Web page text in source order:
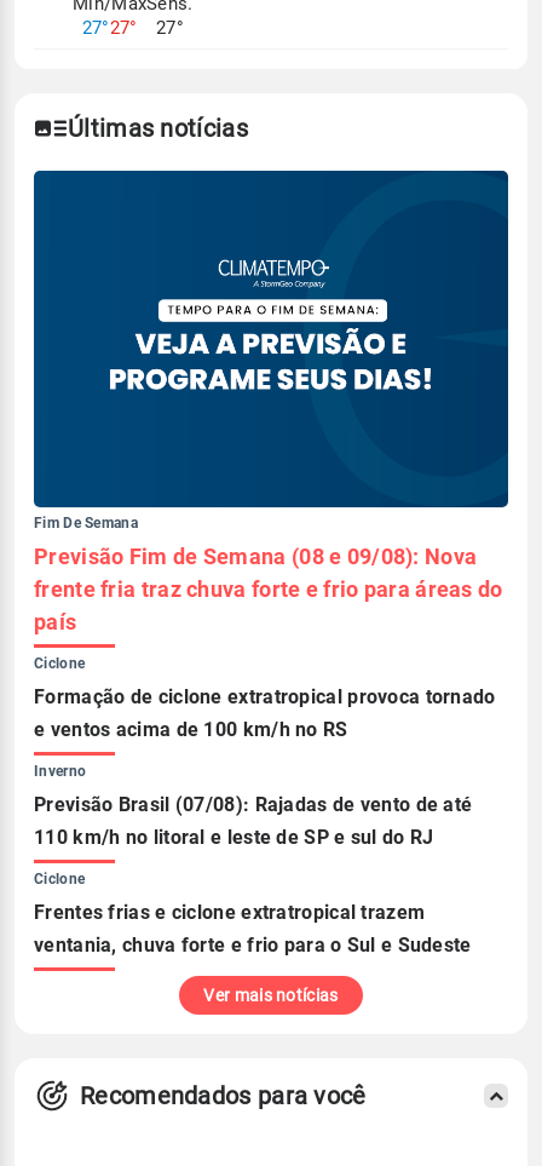
27°27°
27°
Últimas notícias
Fim De Semana
Previsão Fim de Semana (08 e 09/08): Nova
frente fria traz chuva forte e frio para áreas do
país
Ciclone
Formação de ciclone extratropical provoca tornado
e ventos acima de 100 km/h no RS
Inverno
Previsão Brasil (07/08): Rajadas de vento de até
110 km/h no litoral e leste de SP e sul do RJ
Ciclone
Frentes frias e ciclone extratropical trazem
ventania, chuva forte e frio para o Sul e Sudeste
Ver mais notícias
Recomendados para você